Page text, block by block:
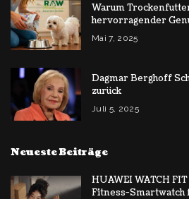
Warum
hervorragender
Mai 7, 2025
Dagmar Berghoff
zurück
Juli 5, 2025
Neueste Beiträge
HUAWEI WATCH
Fitness-